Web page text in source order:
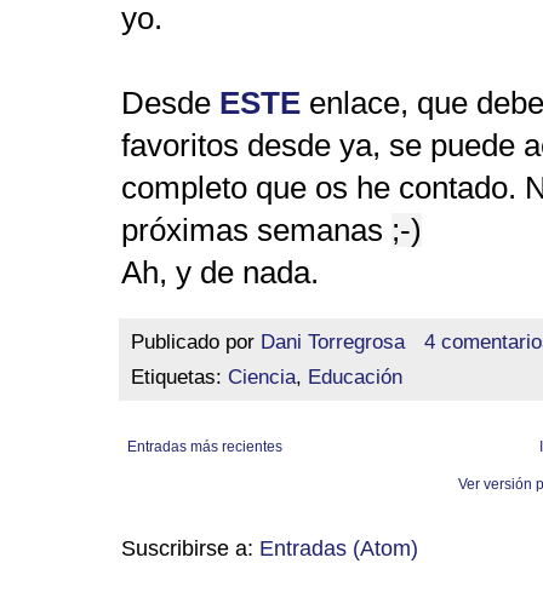
yo.
Desde ESTE enlace, que
favoritos desde ya, se puede
completo que os he contado.
próximas semanas ;-)
Ah, y de nada.
Publicado por Dani Torregrosa
4
Etiquetas: Ciencia, Educación
Entradas más recientes
Ver versión
Suscribirse a: Entradas (Atom)